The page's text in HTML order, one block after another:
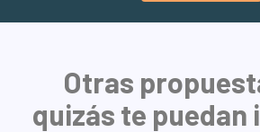
Otras
quizás te puedan